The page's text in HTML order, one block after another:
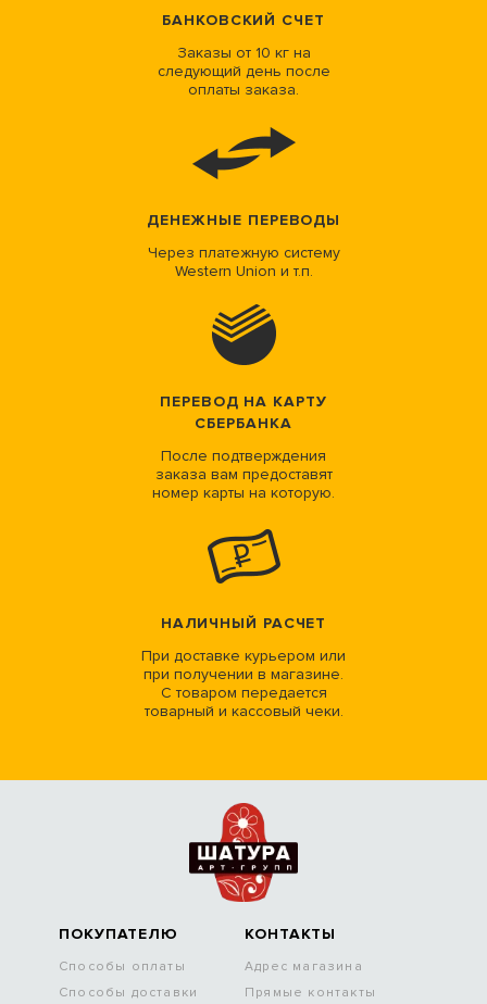
БАНКОВСКИЙ СЧЕТ
Заказы от 10 кг на
следующий день после
оплаты заказа.
ДЕНЕЖНЫЕ ПЕРЕВОДЫ
Через платежную систему
Western Union и т.п.
ПЕРЕВОД НА КАРТУ
СБЕРБАНКА
После подтверждения
заказа вам предоставят
номер карты на которую.
НАЛИЧНЫЙ РАСЧЕТ
При доставке курьером или
при получении в магазине.
С товаром передается
товарный и кассовый чеки.
ПОКУПАТЕЛЮ
Способы оплаты
Способы доставки
КОНТАКТЫ
Адрес магазина
Прямые контакты